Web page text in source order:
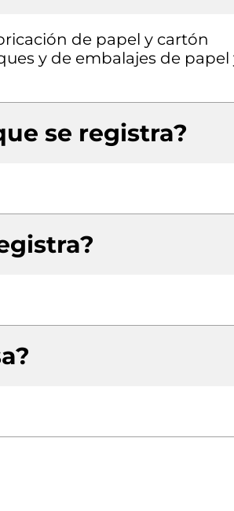
de papel y cartón
y de embalajes de papel
se registra?